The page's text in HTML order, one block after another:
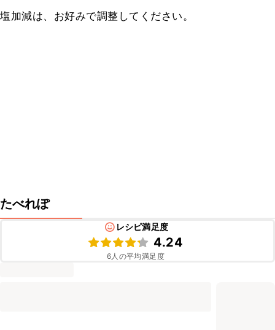
塩加減は、お好みで調整してください。
たべれぽ
レシピ満足度
4.24
6人の平均満足度